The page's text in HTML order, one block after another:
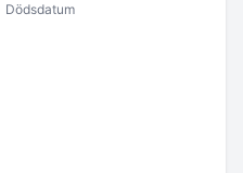
Dödsdatum